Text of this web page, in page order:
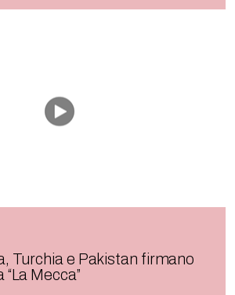
Turchia e Pakistan firmano
Mecca”